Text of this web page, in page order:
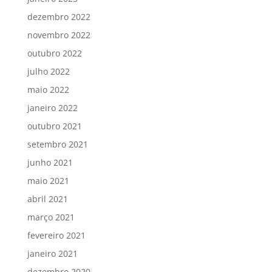
dezembro 2022
novembro 2022
outubro 2022
julho 2022
maio 2022
janeiro 2022
outubro 2021
setembro 2021
junho 2021
maio 2021
abril 2021
março 2021
fevereiro 2021
janeiro 2021